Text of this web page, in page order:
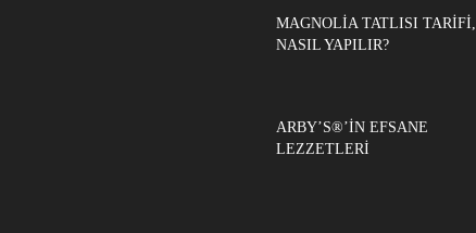
MAGNOLIA TATLISI TARIFI,
NASIL YAPILIR?
ARBY’S®’IN EFSANE
LEZZETLERI